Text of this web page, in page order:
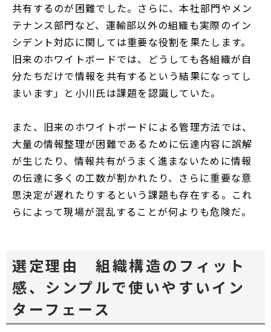
共有するのが困難でした。さらに、本社部門やメン
テナンス部門など、運輸部以外の組織も実際のイン
シデント対応に関しては重要な役割を果たします。
旧来のホワイトボードでは、どうしても各組織が自
分たちだけで情報を共有するという結果になってし
まいます」と小川氏は課題を認識していた。
また、旧来のホワイトボードによる管理方法では、
大量の情報整理が困難であるために伝達内容に誤解
が生じたり、情報共有がうまく進まないために情報
の伝達に多くの工数が割かれたり、さらに重要な意
思決定が遅れたりするという課題も存在する。これ
らによって現場が混乱することが何よりも危険だ。
選定理由 組織構造のフィット
感、シンプルで使いやすいイン
ターフェース